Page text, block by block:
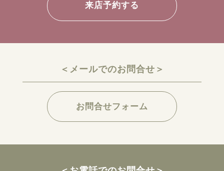
来店予約する
＜メールでのお問合せ＞
お問合せフォーム